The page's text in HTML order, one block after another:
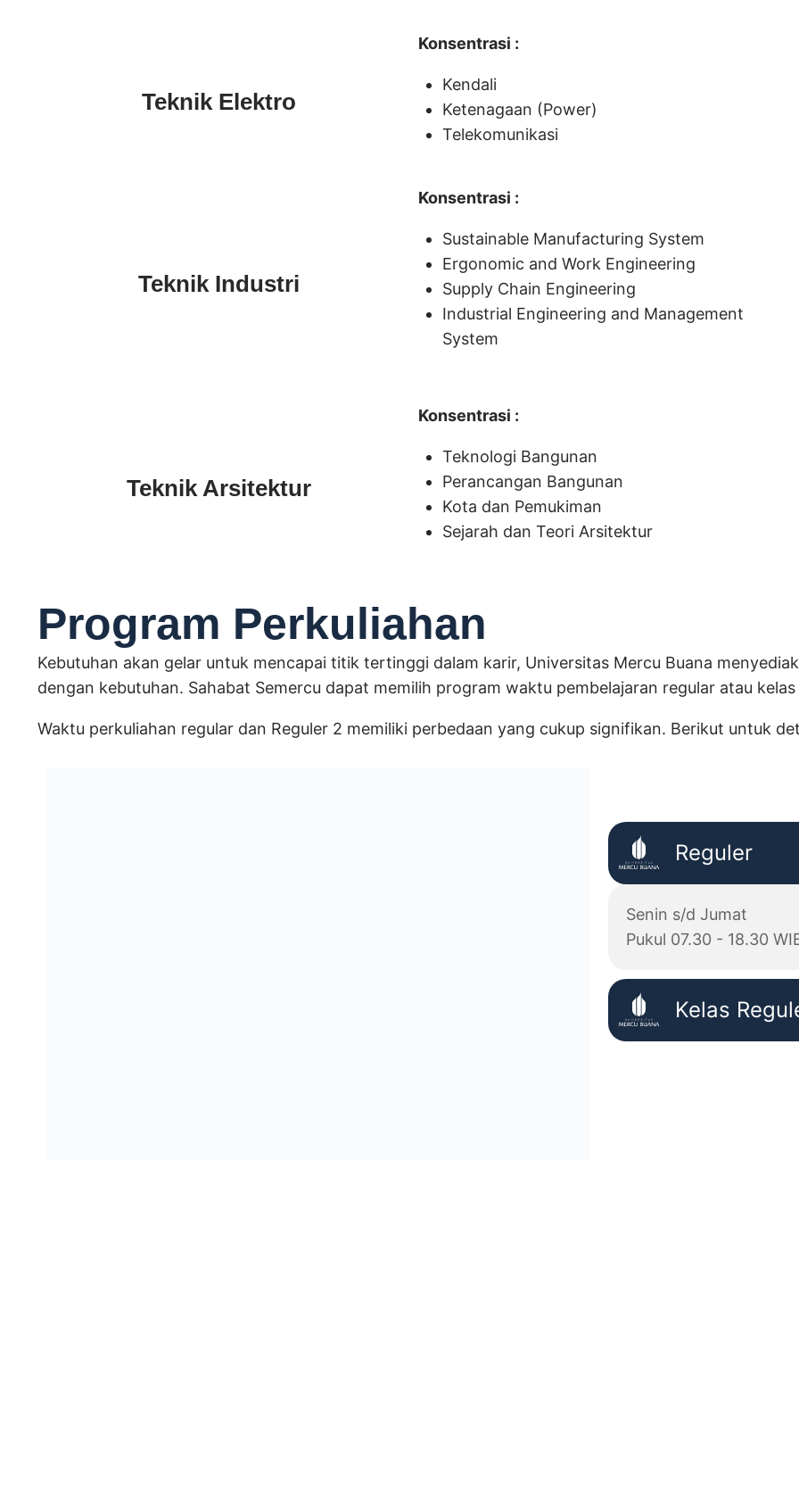
Teknik Elektro
Konsentrasi :
Kendali
Ketenagaan (Power)
Telekomunikasi
Teknik Industri
Konsentrasi :
Sustainable Manufacturing System
Ergonomic and Work Engineering
Supply Chain Engineering
Industrial Engineering and Management
System
Teknik Arsitektur
Konsentrasi :
Teknologi Bangunan
Perancangan Bangunan
Kota dan Pemukiman
Sejarah dan Teori Arsitektur
Program Perkuliahan
Kebutuhan akan gelar untuk mencapai titik tertinggi dalam karir, Universitas Mercu Buana
dengan kebutuhan. Sahabat Semercu dapat memilih program waktu pembelajaran regular atau kelas
Waktu perkuliahan regular dan Reguler 2 memiliki perbedaan yang cukup signifikan. Berikut untuk
Reguler
Senin s/d Jumat
Pukul 07.30 - 18.30
Kelas